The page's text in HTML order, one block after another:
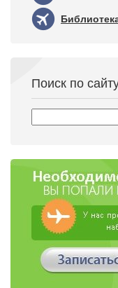
Поиск по